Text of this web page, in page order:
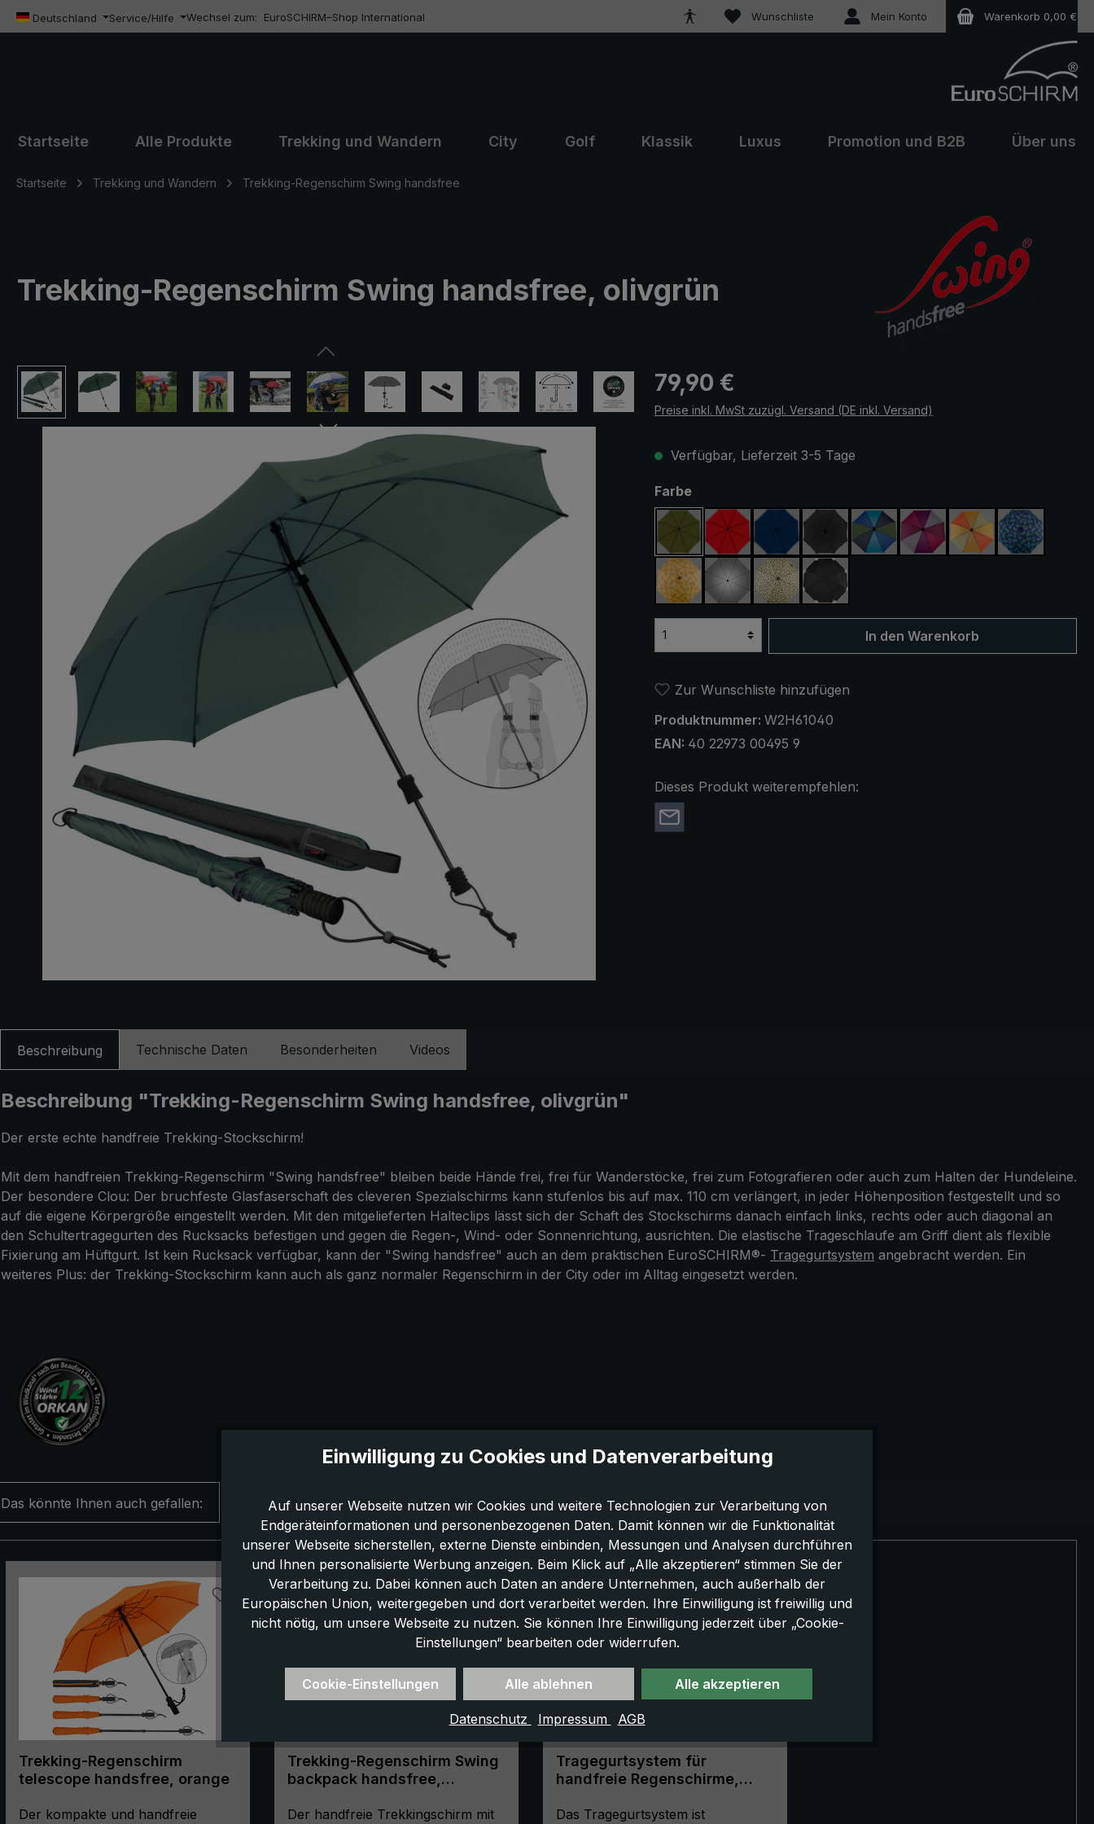
Hauptinhalt springen
Zur Suche springen
Zur Hauptnavigation springen
Deutschland Service/Hilfe Wechsel zum: EuroSCHIRM–Shop International Wunschliste Du hast 0 Produkte auf dem Merkzettel
Mein Konto Warenkorb 0,00 €
Startseite Alle Produkte Trekking und Wandern City Golf Klassik Luxus Promotion und B2B Über uns
Startseite Trekking und Wandern Trekking-Regenschirm Swing handsfree
Trekking-Regenschirm Swing handsfree, olivgrün
Bildergalerie überspringen Regulärer Preis:
79,90 €
Preise inkl. MwSt zuzügl. Versand (DE inkl. Versand)
Verfügbar, Lieferzeit 3-5 Tage
Farbeauswählen
olivgrün rot marineblauschwarzblau / grünlila / rot / grauorange / gelbblau / grün
gelb / orange kariert
silber, UV-Schutz 50+
camouflageschwarz, mit Reflektoren
In den Warenkorb
Zur Wunschliste hinzufügen
Produktnummer: W2H61040
EAN: 40 22973 00495 9
Dieses Produkt weiterempfehlen:
Beschreibung Technische Daten Besonderheiten Videos
Beschreibung "Trekking-Regenschirm Swing handsfree, olivgrün"
Der erste echte handfreie Trekking-Stockschirm!
Mit dem handfreien Trekking-Regenschirm "Swing handsfree" bleiben beide Hände frei, frei für Wanderstöcke, frei zum Fotografieren oder auch zum Halten der Hundeleine.
Der besondere Clou: Der bruchfeste Glasfaserschaft des cleveren Spezialschirms kann stufenlos bis auf max. 110 cm verlängert, in jeder Höhenposition festgestellt und so
auf die eigene Körpergröße eingestellt werden. Mit den mitgelieferten Halteclips lässt sich der Schaft des Stockschirms danach einfach links, rechts oder auch diagonal an
den Schultertragegurten des Rucksacks befestigen und gegen die Regen-, Wind- oder Sonnenrichtung, ausrichten. Die elastische Trageschlaufe am Griff dient als flexible
Fixierung am Hüftgurt. Ist kein Rucksack verfügbar, kann der "Swing handsfree" auch an dem praktischen EuroSCHIRM®- Tragegurtsystem angebracht werden. Ein
weiteres Plus: der Trekking-Stockschirm kann auch als ganz normaler Regenschirm in der City oder im Alltag eingesetzt werden.
Das könnte Ihnen auch gefallen:
Trekking-Regenschirm
telescope handsfree, orange
Der kompakte und handfreie
Trekking-Regenschirm Swing
backpack handsfree,
Der handfreie Trekkingschirm mit
Tragegurtsystem für
handfreie Regenschirme,
Das Tragegurtsystem ist
Einwilligung zu Cookies und Datenverarbeitung
Auf unserer Webseite nutzen wir Cookies und weitere Technologien zur Verarbeitung von
Endgeräteinformationen und personenbezogenen Daten. Damit können wir die Funktionalität
unserer Webseite sicherstellen, externe Dienste einbinden, Messungen und Analysen durchführen
und Ihnen personalisierte Werbung anzeigen. Beim Klick auf „Alle akzeptieren“ stimmen Sie der
Verarbeitung zu. Dabei können auch Daten an andere Unternehmen, auch außerhalb der
Europäischen Union, weitergegeben und dort verarbeitet werden. Ihre Einwilligung ist freiwillig und
nicht nötig, um unsere Webseite zu nutzen. Sie können Ihre Einwilligung jederzeit über „Cookie-
Einstellungen“ bearbeiten oder widerrufen.
Cookie-Einstellungen Alle ablehnen Alle akzeptieren
Datenschutz Impressum AGB